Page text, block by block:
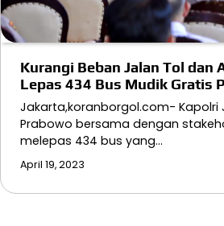
Kurangi Beban Jalan Tol dan
Lepas 434 Bus Mudik Gratis
Jakarta,koranborgol.com- Kapolri
Prabowo bersama dengan
melepas 434 bus yang…
April 19, 2023